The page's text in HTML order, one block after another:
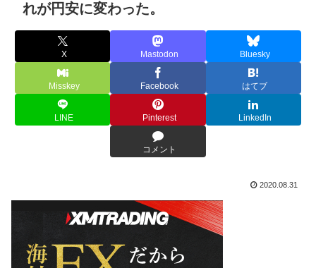
れが円安に変わった。
X Mastodon Bluesky
Misskey Facebook はてブ
LINE Pinterest LinkedIn
コメント
2020.08.31